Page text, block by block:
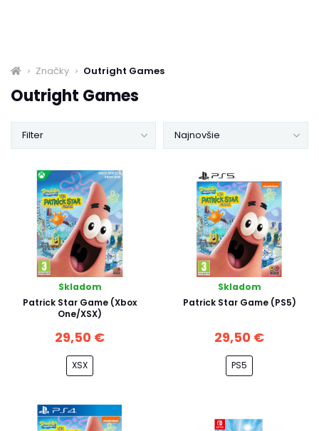
Značky Outright Games
Outright Games
Najnovšie
Filter
Skladom
Patrick Star Game (Xbox
One/XSX)
29,50 €
XSX
Skladom
Patrick Star Game (PS5)
29,50 €
PS5